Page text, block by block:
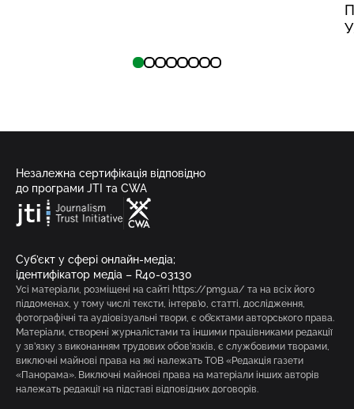
Незалежна сертифікація відповідно
до програми JTI та CWA
Суб’єкт у сфері онлайн-медіа;
ідентифікатор медіа – R40-03130
Усі матеріали, розміщені на сайті https://pmg.ua/ та на всіх його
піддоменах, у тому числі тексти, інтерв’ю, статті, дослідження,
фотографічні та аудіовізуальні твори, є об’єктами авторського права.
Матеріали, створені журналістами та іншими працівниками редакції
у зв’язку з виконанням трудових обов’язків, є службовими творами,
виключні майнові права на які належать ТОВ «Редакція газети
«Панорама». Виключні майнові права на матеріали інших авторів
належать редакції на підставі відповідних договорів.